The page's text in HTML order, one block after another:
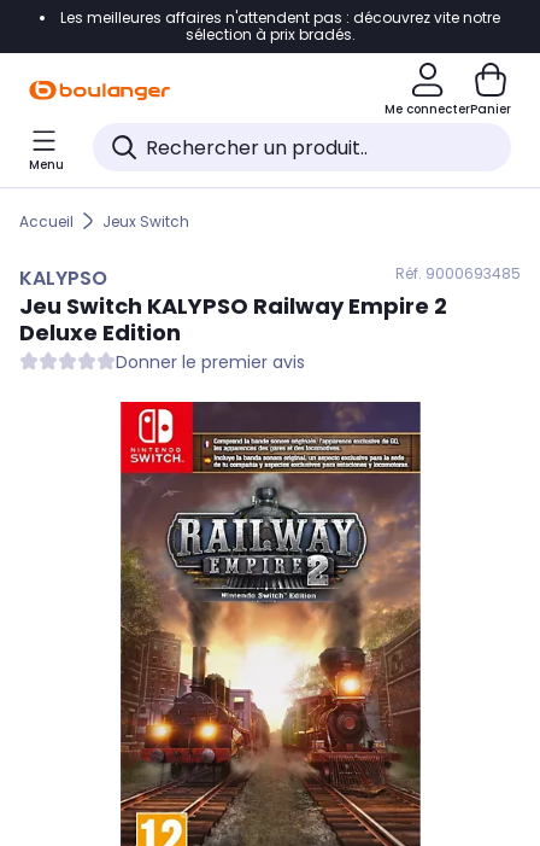
Accéder directement à la navigation
Accéder directement au pied de page
Accéder directement au chatbot
Les meilleures affaires n'attendent pas : découvrez vite notre
sélection à prix bradés.
Me connecterPanier
Menu
Accueil Jeux Switch
KALYPSO Réf. 9000693485
Jeu Switch KALYPSO Railway Empire 2
Deluxe Edition
Donner le premier avis